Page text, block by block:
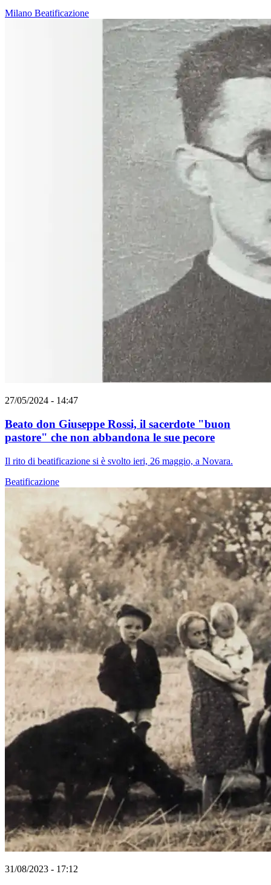
Milano Beatificazione
27/05/2024 - 14:47
Beato don Giuseppe Rossi, il sacerdote "buon
pastore" che non abbandona le sue pecore
Il rito di beatificazione si è svolto ieri, 26 maggio, a Novara.
Beatificazione
31/08/2023 - 17:12